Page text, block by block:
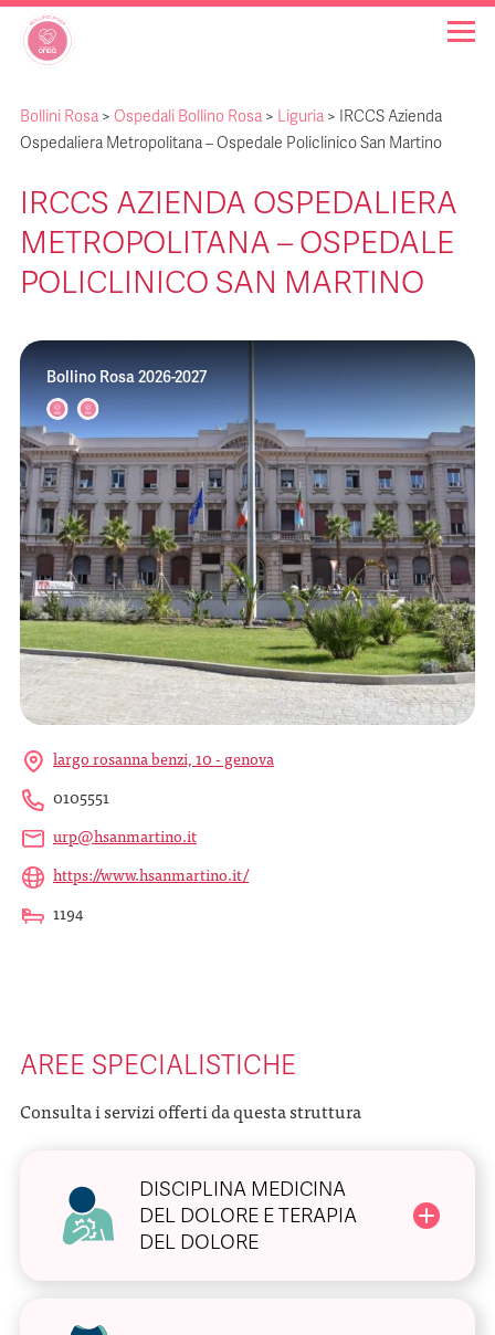
OSPEDALI BOLLINO ROSA
INIZIATIVE
NOTIZIE
FAQ
CHI SIAMO
Bollini Rosa > Ospedali Bollino Rosa > Liguria > IRCCS Azienda
Ospedaliera Metropolitana – Ospedale Policlinico San Martino
IRCCS AZIENDA OSPEDALIERA
METROPOLITANA – OSPEDALE
POLICLINICO SAN MARTINO
Bollino Rosa 2026-2027
largo rosanna benzi, 10 - genova
0105551
urp@hsanmartino.it
https://www.hsanmartino.it/
1194
AREE SPECIALISTICHE
Consulta i servizi offerti da questa struttura
DISCIPLINA MEDICINA
DEL DOLORE E TERAPIA
DEL DOLORE